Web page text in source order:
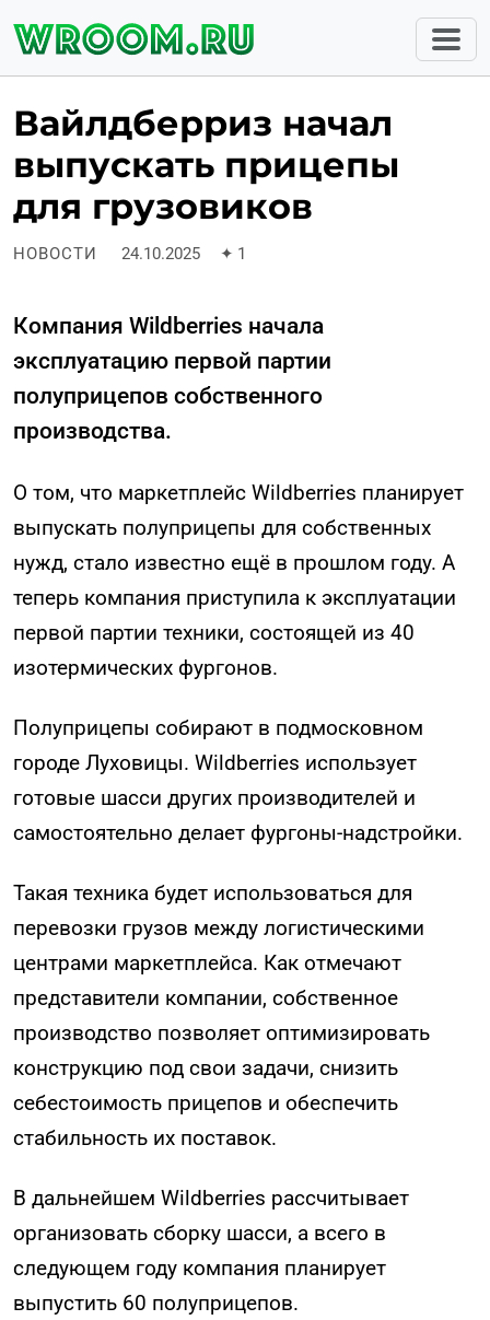
Вайлдберриз начал
выпускать прицепы
для грузовиков
НОВОСТИ 24.10.2025 ✦ 1
Компания Wildberries начала
эксплуатацию первой партии
полуприцепов собственного
производства.
О том, что маркетплейс Wildberries планирует
выпускать полуприцепы для собственных
нужд, стало известно ещё в прошлом году. А
теперь компания приступила к эксплуатации
первой партии техники, состоящей из 40
изотермических фургонов.
Полуприцепы собирают в подмосковном
городе Луховицы. Wildberries использует
готовые шасси других производителей и
самостоятельно делает фургоны-надстройки.
Такая техника будет использоваться для
перевозки грузов между логистическими
центрами маркетплейса. Как отмечают
представители компании, собственное
производство позволяет оптимизировать
конструкцию под свои задачи, снизить
себестоимость прицепов и обеспечить
стабильность их поставок.
В дальнейшем Wildberries рассчитывает
организовать сборку шасси, а всего в
следующем году компания планирует
выпустить 60 полуприцепов.